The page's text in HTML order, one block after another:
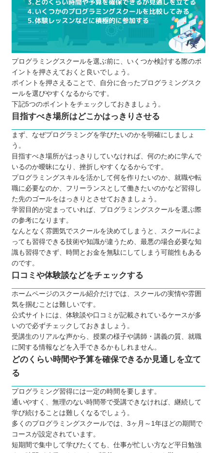
受講料はどのくらいかかるか
プログラミングスクールに通う5つのメリット
独学より効率的に学習を進められる
就職・転職が有利になる
実務で役立つ知識やスキルが身に付く
プログラミングスクールに通う3つのデメリット
全てのスクールで同じ内容を学べるわけで
はない
スケジュールがあらかじめ決められている
ケースが多い
どんなプログラミング言語を学ぶのが良いのか
子ども向けと大人向けにプログラミングスクール
に違いはあるか
お得にプログラミングスクールに通える制度
プログラミングスクールで挫折しないために
【富山】大人向けのおすすめプログラミングスクー
TECH I.S.（テックアイエス）
OA富山スクール
techgym（テックジム）
Winスクール
パソコン教室キュリオステーション
【富山】子ども向けのおすすめプログラミングス
プロクラ
トライ式プログラミング教室
ひよこパソコン教室
QUREOプログラミング教室
富山で自分に合ったプログラミングスクールを見
プログラミングスクールを選ぶ前に、いくつか検討する際のポ
イントを押さえておくと良いでしょう。
ポイントを押さえることで、自分に合ったプログラミングスク
ールを選びやすくなるからです。
下記5つのポイントをチェックしておきましょう。
目指すべき場所はどこかはっきりさせる
まず、なぜプログラミングを学びたいのかを明確にしましょ
う。
目指すべき場所がはっきりしていなければ、何のために学んで
いるのか曖昧になり、挫折しやすくなるからです。
プログラミングスキルを活かして何を作りたいのか、就職や転
職に必要なのか、フリーランスとして働きたいのかなど習得し
た先のゴールをはっきりとさせておきましょう。
学習目的が定まっていれば、プログラミングスクールを選ぶ際
の参考になります。
なんとなく雰囲気でスクールを決めてしまうと、スクールによ
っても習得できる技術や知識が違うため、最悪の場合必要な知
識も習得できず、時間とお金を無駄にしてしまう可能性もある
のです。
口コミや体験談などをチェックする
ホームページのスクール紹介だけでは、スクールの実情や雰囲
気を掴むことは難しいです。
公式サイトには、体験談や口コミが記載されているケースが多
いので必ずチェックしておきましょう。
受講生のリアルな声から、授業の様子や講師・講義の質、就職
に関する情報などを入手できるかもしれません。
どのくらい時間や予算を確保できるか見通しを立て
る
プログラミング習得には一定の時間を要します。
通いやすく、無理のない時間帯で受講できなければ、継続して
学び続けることは難しくなるでしょう。
多くのプログラミングスクールでは、3ヶ月～1年ほどの期間で
コースが設定されています。
短期間で集中して学びたくても、仕事が忙しい方など平日勉強